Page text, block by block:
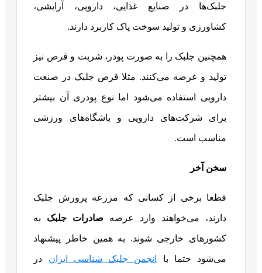
جلبک‌ها در صنایع غذایی، دارویی، آرایشی،
کشاورزی و تولید سوخت پاک کاربرد دارند.
همچنین جلبک را به صورت پودر، شربت و قرص نیز
تولید و عرضه می‌کنند. مثلا قرص جلبک در صنعت
دارویی استفاده می‌شود اما نوع پودری آن بیشتر
برای شرکت‌های دارویی و باشگاه‌های ورزشی
مناسب است.
سخن آخر
قطعا برخی از کسانی که مزرعه پرورش جلبک
دارند، می‌خواهند وارد عرصه صادرات جلبک به
کشورهای خارجی شوند. به همین خاطر پیشنهاد
می‌شود حتما با انجمن جلبک شناسی ایران در